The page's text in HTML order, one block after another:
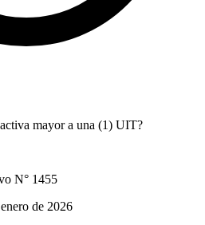
mayor a una (1) UIT?
N° 1455
de 2026